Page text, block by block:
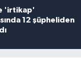
'irtikap'
12 şüpheliden